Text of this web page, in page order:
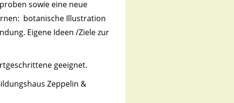
sowie eine neue
botanische Illustration
Eigene Ideen /Ziele zur
geeignet.
Zeppelin &